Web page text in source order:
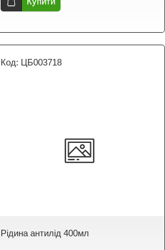
ЦБ003718
Рідина антилід 400мл